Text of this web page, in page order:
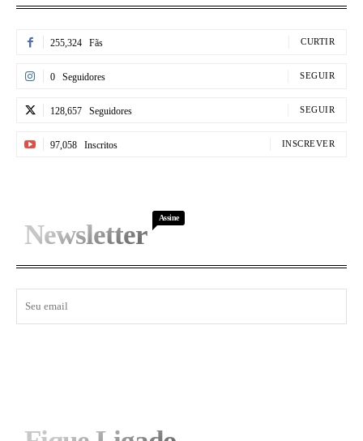
255,324 Fãs CURTIR
0 Seguidores SEGUIR
128,657 Seguidores SEGUIR
97,058 Inscritos INSCREVER
Newsletter
Assine